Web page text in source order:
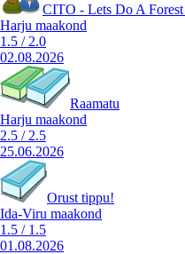
CITO - Lets Do A Forest
Harju maakond
1.5 / 2.0
02.08.2026
Raamatu
Harju maakond
2.5 / 2.5
25.06.2026
Orust tippu!
Ida-Viru maakond
1.5 / 1.5
01.08.2026